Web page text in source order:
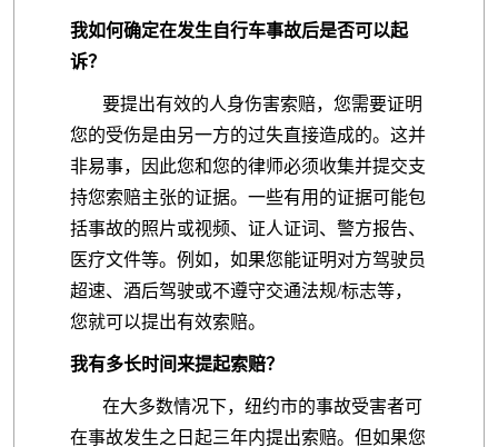
我如何确定在发生自行车事故后是否可以起
诉？
要提出有效的人身伤害索赔，您需要证明
您的受伤是由另一方的过失直接造成的。这并
非易事，因此您和您的律师必须收集并提交支
持您索赔主张的证据。一些有用的证据可能包
括事故的照片或视频、证人证词、警方报告、
医疗文件等。例如，如果您能证明对方驾驶员
超速、酒后驾驶或不遵守交通法规/标志等，
您就可以提出有效索赔。
我有多长时间来提起索赔？
在大多数情况下，纽约市的事故受害者可
在事故发生之日起三年内提出索赔。但如果您